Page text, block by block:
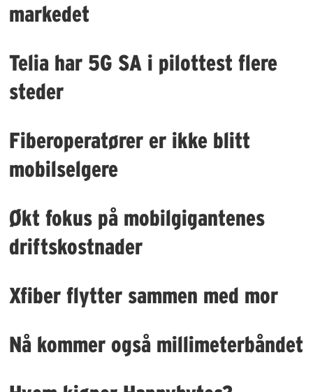
markedet
Telia har 5G SA i pilottest flere
steder
Fiberoperatører er ikke blitt
mobilselgere
Økt fokus på mobilgigantenes
driftskostnader
Xfiber flytter sammen med mor
Nå kommer også millimeterbåndet